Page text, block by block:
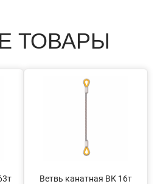
ТОВАРЫ
Ветвь канатная ВК 16т